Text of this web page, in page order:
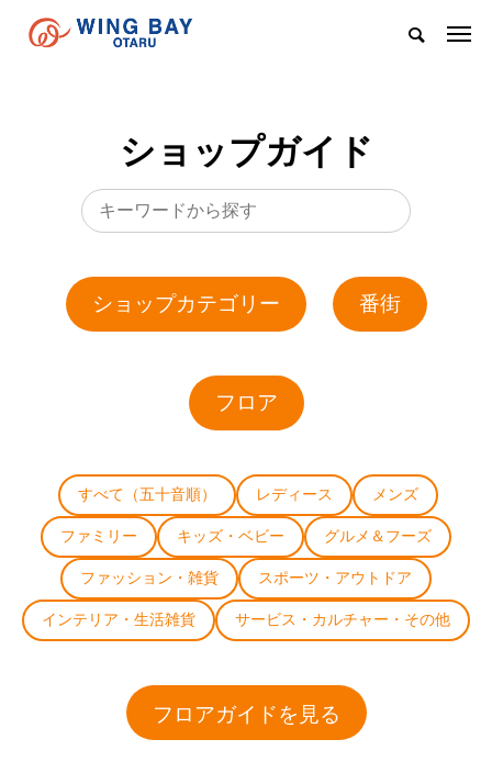
ショップガイド
ショップカテゴリー 番街
フロア
すべて（五十音順） レディース メンズ
ファミリー キッズ・ベビー グルメ＆フーズ
ファッション・雑貨 スポーツ・アウトドア
インテリア・生活雑貨 サービス・カルチャー・その他
フロアガイドを見る